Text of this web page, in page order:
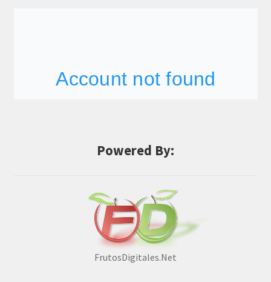
Powered By:
FrutosDigitales.Net